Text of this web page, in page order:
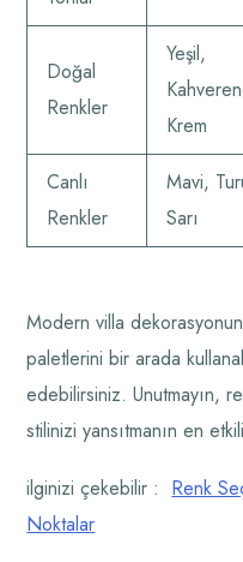
Doğal
Renkler
Yeşil,
Krem
Canlı
Renkler
Mavi,
Sarı
Modern villa
paletlerini bir arada
edebilirsiniz. Unutmayın,
stilinizi yansıtmanın en
ilginizi çekebilir : Renk
Noktalar